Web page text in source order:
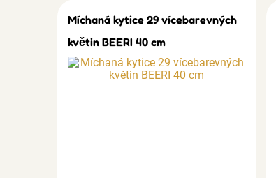
Míchaná kytice 29 vícebarevných
květin BEERI 40 cm